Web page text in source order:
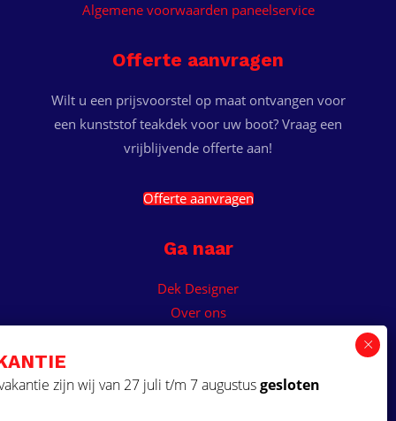
Algemene voorwaarden paneelservice
Offerte aanvragen
Wilt u een prijsvoorstel op maat ontvangen voor
een kunststof teakdek voor uw boot? Vraag een
vrijblijvende offerte aan!
Offerte aanvragen
Ga naar
Dek Designer
Over ons
Kunststof teakdek laten plaatsen
zijn wij van 27 juli t/m 7 augustusgesloten